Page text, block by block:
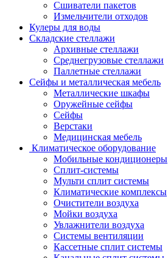
Сшиватели пакетов
Измельчители отходов
Кулеры для воды
Складские стеллажи
Архивные стеллажи
Среднегрузовые стеллажи
Паллетные стеллажи
Сейфы и металлическая мебель
Металлические шкафы
Оружейные сейфы
Сейфы
Верстаки
Медицинская мебель
Климатическое оборудование
Мобильные кондиционеры
Сплит-системы
Мульти сплит системы
Климатические комплексы
Очистители воздуха
Мойки воздуха
Увлажнители воздуха
Системы вентиляции
Кассетные сплит системы